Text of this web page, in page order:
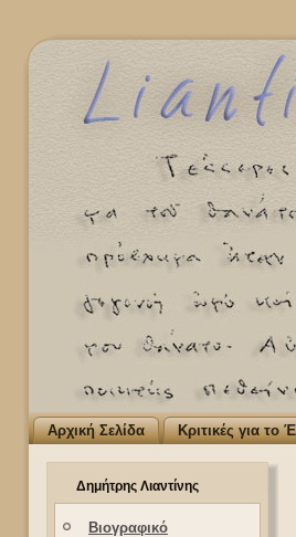
Αρχική Σελίδα Κριτικές για το
Δημήτρης Λιαντίνης
Βιογραφικό